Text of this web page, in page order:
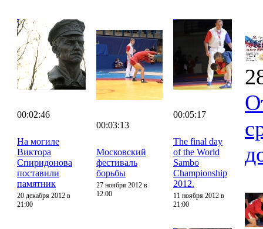
00:02:46
На могиле
Виктора
Спиридонова
поставили
памятник
20 декабря 2012 в
21:00
00:03:13
Московский
фестиваль
борьбы
27 ноября 2012 в
12:00
00:05:17
The final day
of the World
Sambo
Championship
2012.
11 ноября 2012 в
21:00